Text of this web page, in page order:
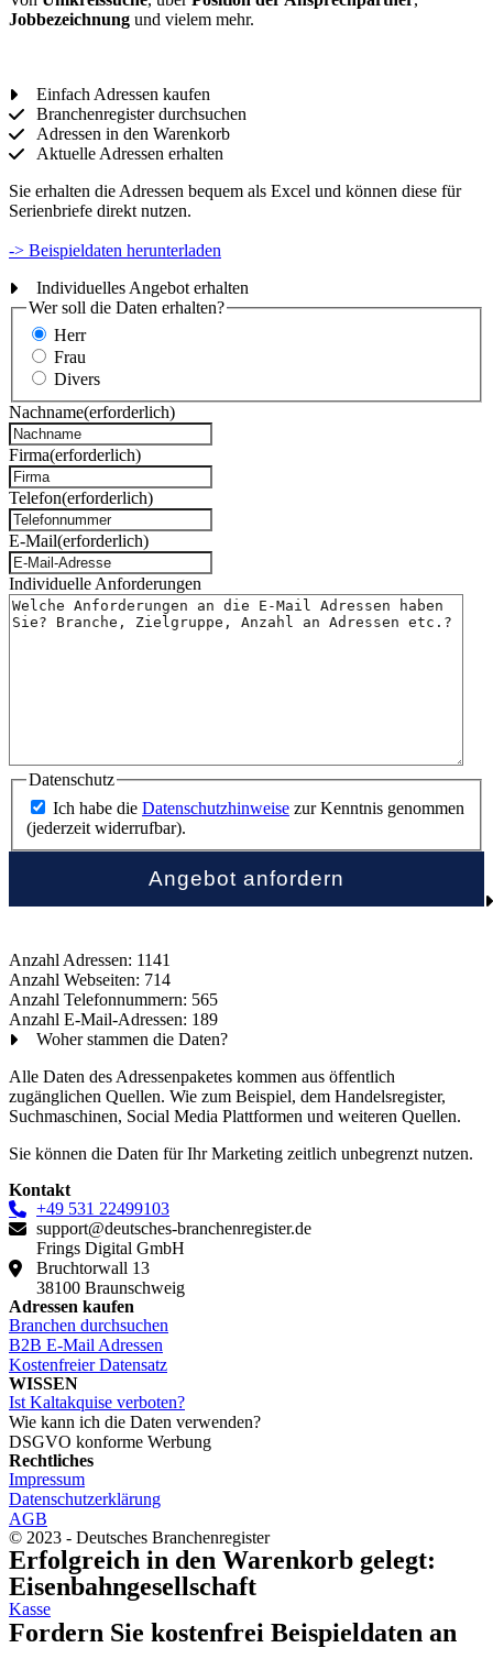
Jobbezeichnung und vielem mehr.
Einfach Adressen kaufen
Branchenregister durchsuchen
Adressen in den Warenkorb
Aktuelle Adressen erhalten
Sie erhalten die Adressen bequem als Excel und können diese für
Serienbriefe direkt nutzen.
-> Beispieldaten herunterladen
Individuelles Angebot erhalten
Wer soll die Daten erhalten?
Herr
Frau
Divers
Nachname(erforderlich)
Firma(erforderlich)
Telefon(erforderlich)
E-Mail(erforderlich)
Individuelle Anforderungen
Datenschutz
Ich habe die Datenschutzhinweise zur Kenntnis genommen
(jederzeit widerrufbar).
Anzahl Adressen: 1141
Anzahl Webseiten: 714
Anzahl Telefonnummern: 565
Anzahl E-Mail-Adressen: 189
Woher stammen die Daten?
Alle Daten des Adressenpaketes kommen aus öffentlich
zugänglichen Quellen. Wie zum Beispiel, dem Handelsregister,
Suchmaschinen, Social Media Plattformen und weiteren Quellen.
Sie können die Daten für Ihr Marketing zeitlich unbegrenzt nutzen.
Kontakt
+49 531 22499103
support@deutsches-branchenregister.de
Frings Digital GmbH
Bruchtorwall 13
38100 Braunschweig
Adressen kaufen
Branchen durchsuchen
B2B E-Mail Adressen
Kostenfreier Datensatz
WISSEN
Ist Kaltakquise verboten?
Wie kann ich die Daten verwenden?
DSGVO konforme Werbung
Rechtliches
Impressum
Datenschutzerklärung
AGB
© 2023 - Deutsches Branchenregister
Erfolgreich in den Warenkorb gelegt:
Eisenbahngesellschaft
Kasse
Fordern Sie kostenfrei Beispieldaten an